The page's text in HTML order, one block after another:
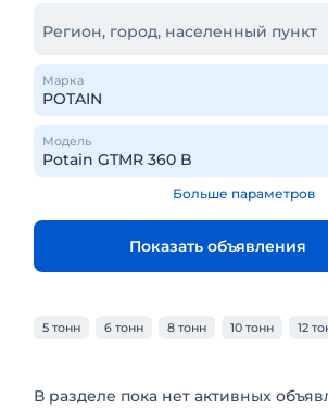
Регион, город, населенный пункт
Марка
Модель
Больше параметров
Показать объявления
5 тонн 6 тонн 8 тонн 10 тонн 12
В разделе пока нет активных